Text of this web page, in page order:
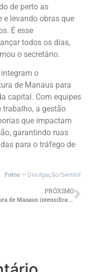
de perto as
e levando obras que
É esse
todos os dias,
o secretário.
o
de Manaus para
capital. Com equipes
a gestão
que impactam
garantindo ruas
para o tráfego de
Fotos – Divulgação/Seminf
PRÓXIMO